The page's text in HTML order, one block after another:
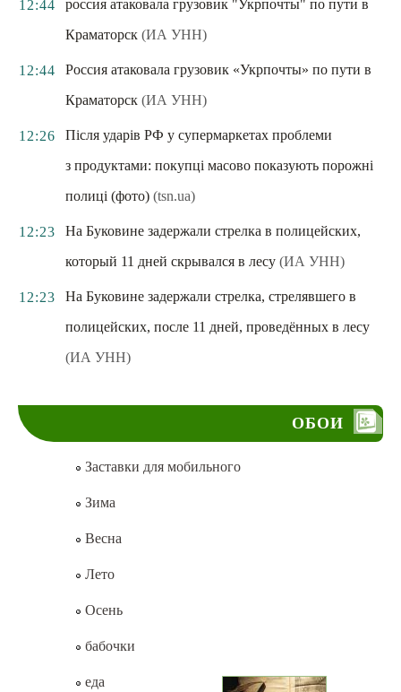
12:44
россия атаковала грузовик "Укрпочты" по пути в
Краматорск (ИА УНН)
12:44
Россия атаковала грузовик «Укрпочты» по пути в
Краматорск (ИА УНН)
12:26
Після ударів РФ у супермаркетах проблеми
з продуктами: покупці масово показують порожні
полиці (фото) (tsn.ua)
12:23
На Буковине задержали стрелка в полицейских,
который 11 дней скрывался в лесу (ИА УНН)
12:23
На Буковине задержали стрелка, стрелявшего в
полицейских, после 11 дней, проведённых в лесу
(ИА УНН)
ОБОИ
Заставки для мобильного
Зима
Весна
Лето
Осень
бабочки
еда